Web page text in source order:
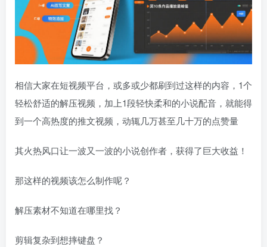
相信大家在短视频平台，或多或少都刷到过这样的内容，1个
轻松舒适的解压视频，加上1段轻快柔和的小说配音，就能得
到一个高热度的推文视频，动辄几万甚至几十万的点赞量
其火热风口让一波又一波的小说创作者，获得了巨大收益！
那这样的视频该怎么制作呢？
解压素材不知道在哪里找？
剪辑复杂到想摔键盘？